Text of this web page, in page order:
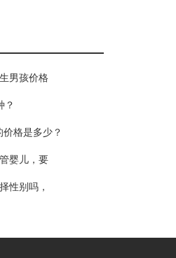
男孩价格
？
格是多少？
婴儿，要
性别吗，